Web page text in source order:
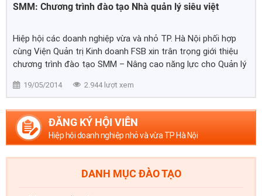
SMM: Chương trình đào tạo Nhà quản lý siêu việt
Hiệp hội các doanh nghiệp vừa và nhỏ TP. Hà Nội phối hợp
cùng Viện Quản trị Kinh doanh FSB xin trân trọng giới thiệu
chương trình đào tạo SMM – Nâng cao năng lực cho Quản lý
19/05/2014 2.944 lượt xem
ĐĂNG KÝ HỘI VIÊN
Hiệp hội doanh nghiệp nhỏ và vừa TP Hà Nội
DANH MỤC ĐÀO TẠO